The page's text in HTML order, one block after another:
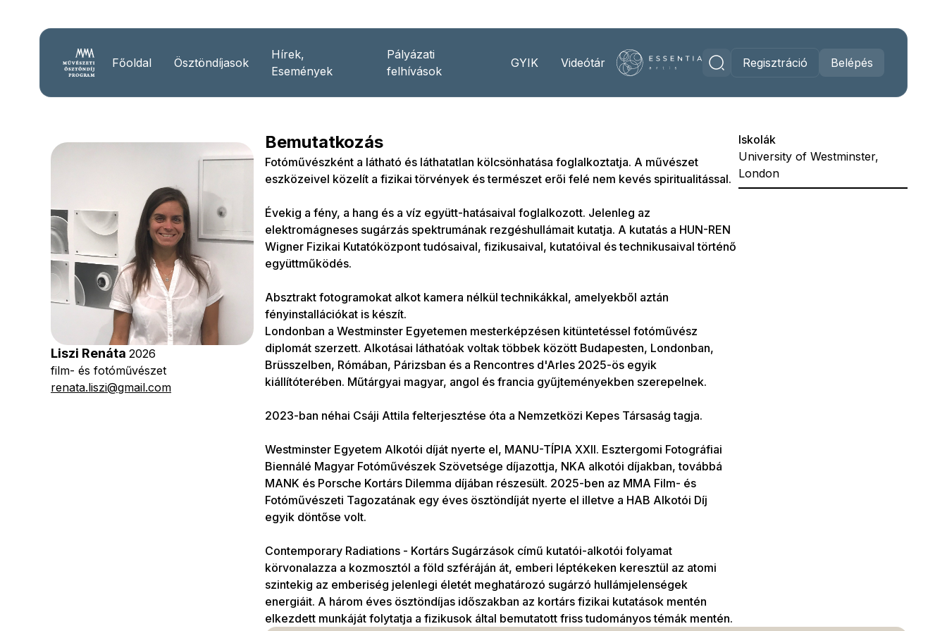
Főoldal Ösztöndíjasok
Hírek,
Események
Pályázati
felhívások
GYIK Videótár Regisztráció Belépés
Liszi Renáta 2026
film- és fotóművészet
renata.liszi@gmail.com
Bemutatkozás
Fotóművészként a látható és láthatatlan kölcsönhatása foglalkoztatja. A művészet
eszközeivel közelít a fizikai törvények és természet erői felé nem kevés spiritualitással.
Évekig a fény, a hang és a víz együtt-hatásaival foglalkozott. Jelenleg az
elektromágneses sugárzás spektrumának rezgéshullámait kutatja. A kutatás a HUN-REN
Wigner Fizikai Kutatóközpont tudósaival, fizikusaival, kutatóival és technikusaival történő
együttműködés.
Absztrakt fotogramokat alkot kamera nélkül technikákkal, amelyekből aztán
fényinstallációkat is készít.
Londonban a Westminster Egyetemen mesterképzésen kitüntetéssel fotóművész
diplomát szerzett. Alkotásai láthatóak voltak többek között Budapesten, Londonban,
Brüsszelben, Rómában, Párizsban és a Rencontres d'Arles 2025-ös egyik
kiállítóterében. Műtárgyai magyar, angol és francia gyűjteményekben szerepelnek.
2023-ban néhai Csáji Attila felterjesztése óta a Nemzetközi Kepes Társaság tagja.
Westminster Egyetem Alkotói díját nyerte el, MANU-TÍPIA XXII. Esztergomi Fotográfiai
Biennálé Magyar Fotóművészek Szövetsége díjazottja, NKA alkotói díjakban, továbbá
MANK és Porsche Kortárs Dilemma díjában részesült. 2025-ben az MMA Film- és
Fotóművészeti Tagozatának egy éves ösztöndíját nyerte el illetve a HAB Alkotói Díj
egyik döntőse volt.
Contemporary Radiations - Kortárs Sugárzások című kutatói-alkotói folyamat
körvonalazza a kozmosztól a föld szféráján át, emberi léptékeken keresztül az atomi
szintekig az emberiség jelenlegi életét meghatározó sugárzó hullámjelenségek
energiáit. A három éves ösztöndíjas időszakban az kortárs fizikai kutatások mentén
elkezdett munkáját folytatja a fizikusok által bemutatott friss tudományos témák mentén.
Iskolák
University of Westminster,
London